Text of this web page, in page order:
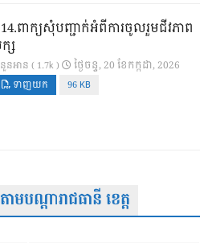
ពាក្យសុំបញ្ជាក់អំពីការចូលរួមជីវភាព
ស
នអាន ( 1.7k ) ថ្ងៃ​ចន្ទ, 20 ខែ​កក្កដា, 2026
ទាញយក 96 KB
ណ្តារាជធានី ខេត្ត